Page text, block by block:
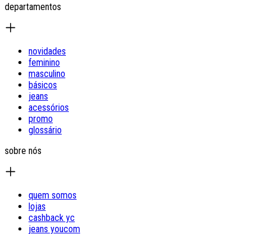
departamentos
novidades
feminino
masculino
básicos
jeans
acessórios
promo
glossário
sobre nós
quem somos
lojas
cashback yc
jeans youcom